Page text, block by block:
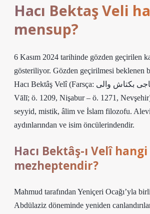
Hacı Bektaş Veli
mensup?
6 Kasım 2024 tarihinde gözden geçirilen
gösteriliyor. Gözden geçirilmesi beklenen
Hacı Bektâş Velî (Farsça: حاجی بکتاش والی Hācī Bektāş-ı
Vālī; ö. 1209, Nişabur – ö. 1271,
seyyid, mistik, âlim ve İslam filozofu.
aydınlarından ve isim öncülerindendir.
Hacı Bektâş-ı Velî hangi
mezheptendir?
Mahmud tarafından Yeniçeri Ocağı’yla
Abdülaziz döneminde yeniden